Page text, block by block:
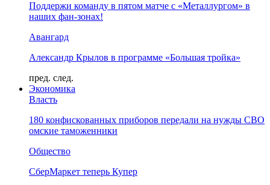
Поддержи команду в пятом матче с «Металлургом» в
наших фан-зонах!
Авангард
Александр Крылов в программе «Большая тройка»
пред. след.
Экономика
Власть
180 конфискованных приборов передали на нужды СВО
омские таможенники
Общество
СберМаркет теперь Купер